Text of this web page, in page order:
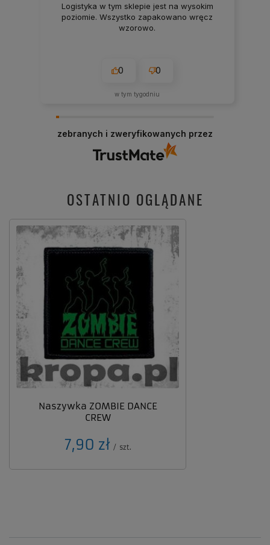
Logistyka w tym sklepie jest na wysokim
poziomie. Wszystko zapakowano wręcz
wzorowo.
0 0
w tym tygodniu
zebranych i zweryfikowanych przez
OSTATNIO OGLĄDANE
Naszywka ZOMBIE DANCE
CREW
7,90 zł / szt.